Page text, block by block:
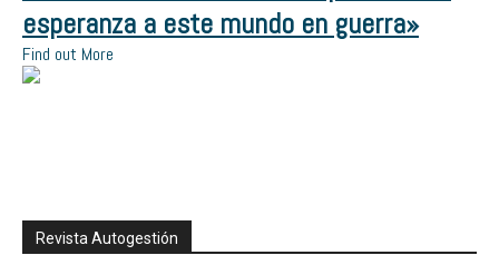
esperanza a este mundo en guerra»
Find out More
Revista Autogestión